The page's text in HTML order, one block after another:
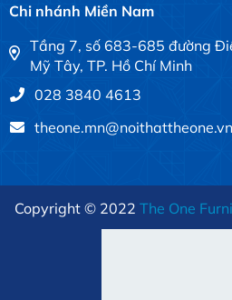
Chi nhánh Miền Nam
Tầng 7, số 683-685 đường
Mỹ Tây, TP. Hồ Chí Minh
028 3840 4613
theone.mn@noithattheone.vn
Copyright © 2022 The One